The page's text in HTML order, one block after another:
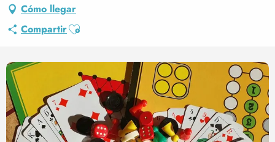
Cómo llegar
CompartirAjouter aux favoris